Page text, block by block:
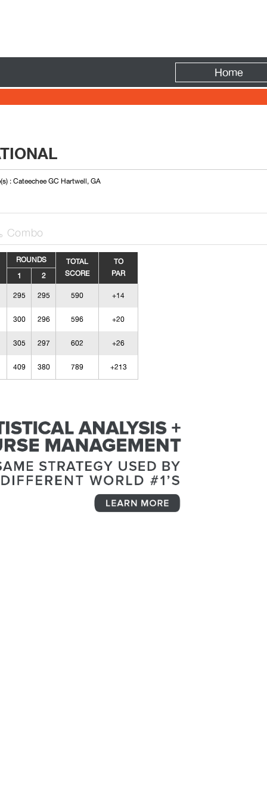
Home
: Cateechee GC Hartwell, GA
Combo
ROUNDS
TOTAL
SCORE
TO
PAR
1 2
295 295 590 +14
300 296 596 +20
305 297 602 +26
409 380 789 +213